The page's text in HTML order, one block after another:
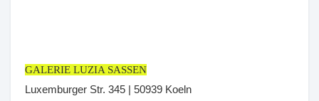
GALERIE LUZIA SASSEN
Luxemburger Str. 345 | 50939 Koeln